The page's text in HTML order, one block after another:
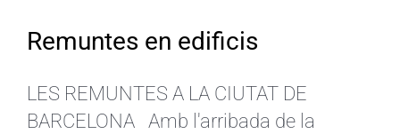
Remuntes en edificis
LES REMUNTES A LA CIUTAT DE
BARCELONA Amb l'arribada de la